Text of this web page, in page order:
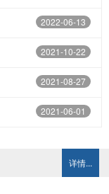
2022-06-13
2021-10-22
2021-08-27
2021-06-01
详情...